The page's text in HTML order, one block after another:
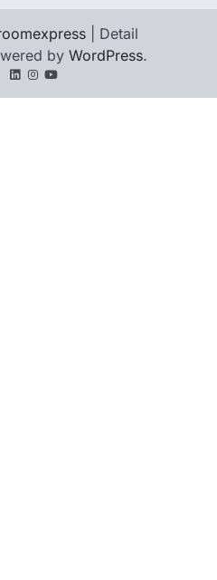
| Detail
by WordPress.
LinkedIn
Instagram
youtube